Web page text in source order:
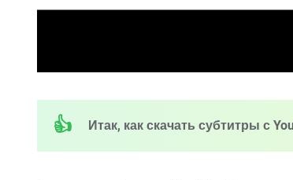
Итак, как скачать субтитры с